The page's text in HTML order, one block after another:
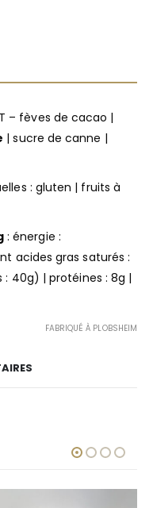
– fèves de cacao |
| sucre de canne |
: gluten | fruits à
: énergie :
acides gras saturés :
40g) | protéines : 8g |
FABRIQUÉ À PLOBSHEIM